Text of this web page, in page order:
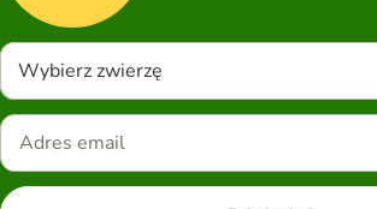
Wybierz zwierzę